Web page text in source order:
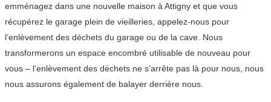
emménagez dans une nouvelle maison à Attigny et que vous
récupérez le garage plein de vieilleries, appelez-nous pour
l’enlèvement des déchets du garage ou de la cave. Nous
transformerons un espace encombré utilisable de nouveau pour
vous – l’enlèvement des déchets ne s’arrête pas là pour nous, nous
nous assurons également de balayer derrière nous.